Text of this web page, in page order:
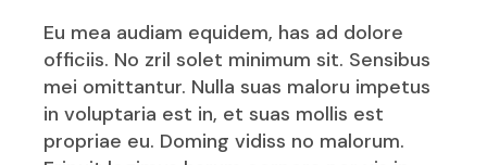
Eu mea audiam equidem, has ad dolore
officiis. No zril solet minimum sit. Sensibus
mei omittantur. Nulla suas maloru impetus
in voluptaria est in, et suas mollis est
propriae eu. Doming vidiss no malorum.